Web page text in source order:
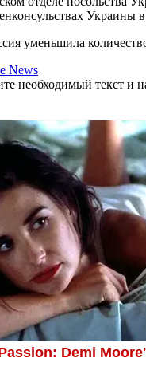
уменьшила
News
необходимый текст и